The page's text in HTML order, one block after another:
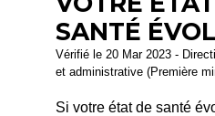
SANTÉ
Vérifié le 20 Mar 2023 -
et administrative (Première
Si votre état de santé